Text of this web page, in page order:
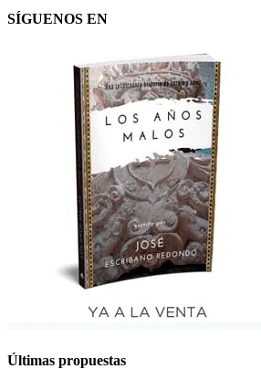
SÍGUENOS EN
Últimas propuestas